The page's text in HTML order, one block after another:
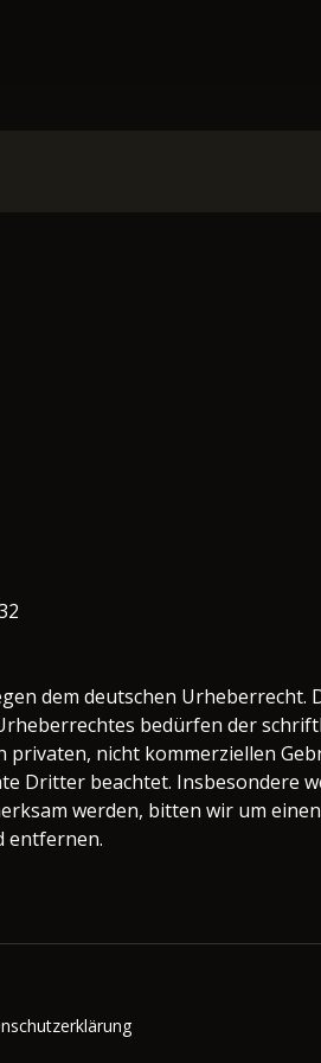
dem deutschen Urheberrecht.
bedürfen der
nicht kommerziellen
Dritter beachtet. Insbesondere
werden, bitten wir um
entfernen.